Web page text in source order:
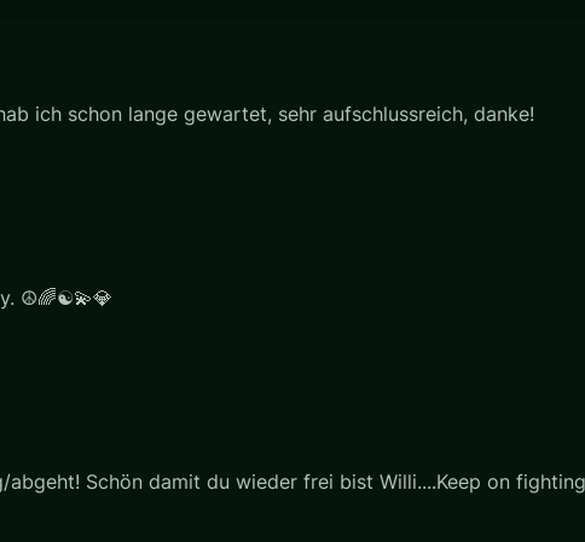
ich schon lange gewartet, sehr aufschlussreich, danke!
☮️🌈☯️💫💎
abgeht! Schön damit du wieder frei bist Willi....Keep on